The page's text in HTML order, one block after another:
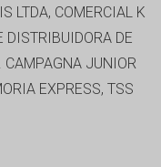
LTDA, COMERCIAL K
DISTRIBUIDORA DE
CAMPAGNA JUNIOR
EXPRESS, TSS